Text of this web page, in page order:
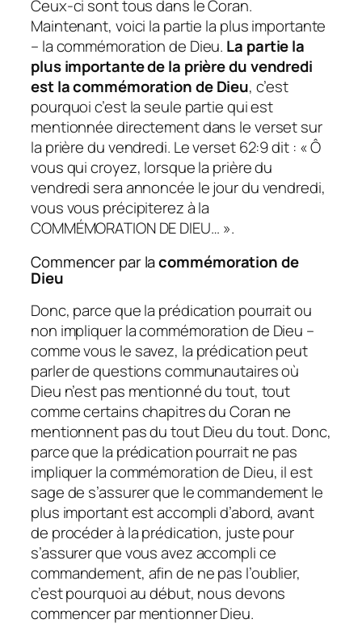
Ceux-ci sont tous dans le Coran.
Maintenant, voici la partie la plus importante
– la commémoration de Dieu. La partie la
plus importante de la prière du vendredi
est la commémoration de Dieu, c’est
pourquoi c’est la seule partie qui est
mentionnée directement dans le verset sur
la prière du vendredi. Le verset 62:9 dit : « Ô
vous qui croyez, lorsque la prière du
vendredi sera annoncée le jour du vendredi,
vous vous précipiterez à la
COMMÉMORATION DE DIEU… ».
Commencer par lacommémoration de
Dieu
Donc, parce que la prédication pourrait ou
non impliquer la commémoration de Dieu –
comme vous le savez, la prédication peut
parler de questions communautaires où
Dieu n’est pas mentionné du tout, tout
comme certains chapitres du Coran ne
mentionnent pas du tout Dieu du tout. Donc,
parce que la prédication pourrait ne pas
impliquer la commémoration de Dieu, il est
sage de s’assurer que le commandement le
plus important est accompli d’abord, avant
de procéder à la prédication, juste pour
s’assurer que vous avez accompli ce
commandement, afin de ne pas l’oublier,
c’est pourquoi au début, nous devons
commencer par mentionner Dieu.